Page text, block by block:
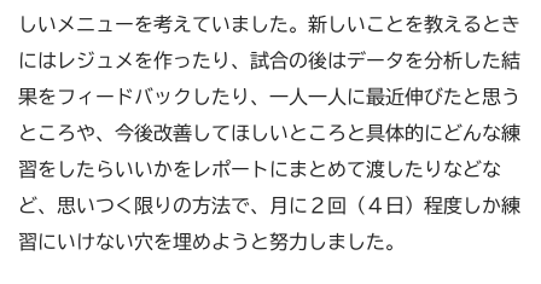
しいメニューを考えていました。新しいことを教えるとき
にはレジュメを作ったり、試合の後はデータを分析した結
果をフィードバックしたり、一人一人に最近伸びたと思う
ところや、今後改善してほしいところと具体的にどんな練
習をしたらいいかをレポートにまとめて渡したりなどな
ど、思いつく限りの方法で、月に２回（４日）程度しか練
習にいけない穴を埋めようと努力しました。